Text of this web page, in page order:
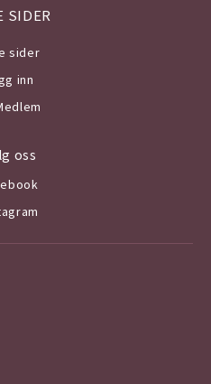
SIDER
sider
inn
oss